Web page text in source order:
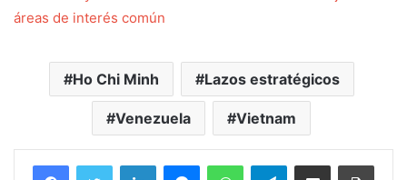
áreas de interés común
Ho Chi Minh Lazos estratégicos
Venezuela Vietnam
FacebookTwitter LinkedInMessengerWhatsAppTelegramCompartir por correo electrónico